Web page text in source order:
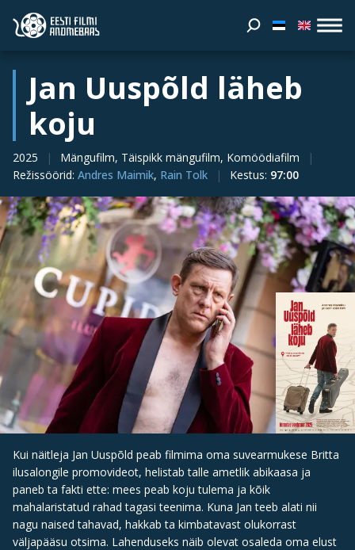
Jan Uuspõld läheb
koju
2025
Mängufilm, Täispikk mängufilm, Komöödiafilm
Režissöörid: Andres Maimik, Rain Tolk Kestus: 97:00
Kui näitleja Jan Uuspõld peab filmima oma suvearmukese Britta
ilusalongile promovideot, helistab talle ametlik abikaasa ja
paneb ta fakti ette: mees peab koju tulema ja kõik
mahalaristatud rahad tagasi teenima. Kuna Jan teeb alati nii
nagu naised tahavad, hakkab ta kimbatavast olukorrast
väljapääsu otsima. Lahenduseks näib olevat osaleda oma elust